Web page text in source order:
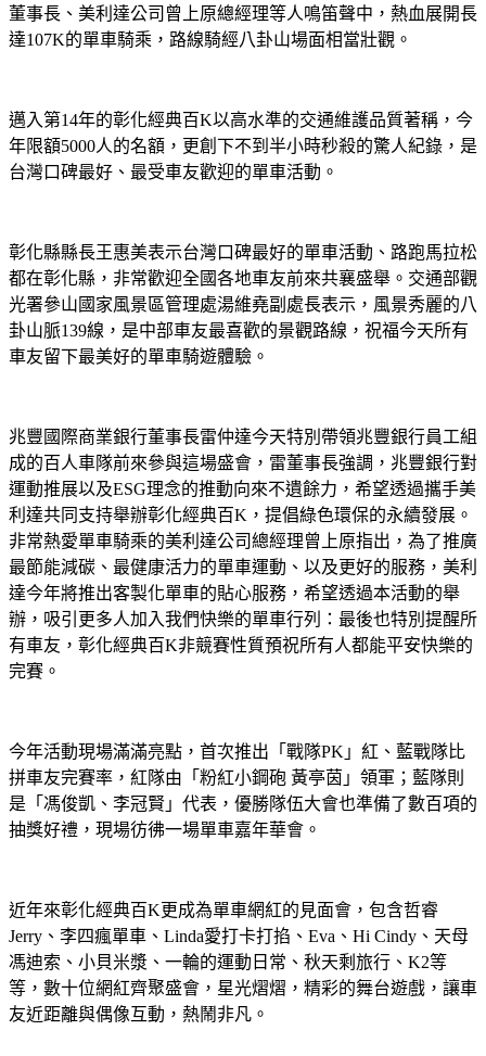
董事長、美利達公司曾上原總經理等人鳴笛聲中，熱血展開長
達107K的單車騎乘，路線騎經八卦山場面相當壯觀。
邁入第14年的彰化經典百K以高水準的交通維護品質著稱，今
年限額5000人的名額，更創下不到半小時秒殺的驚人紀錄，是
台灣口碑最好、最受車友歡迎的單車活動。
彰化縣縣長王惠美表示台灣口碑最好的單車活動、路跑馬拉松
都在彰化縣，非常歡迎全國各地車友前來共襄盛舉。交通部觀
光署參山國家風景區管理處湯維堯副處長表示，風景秀麗的八
卦山脈139線，是中部車友最喜歡的景觀路線，祝福今天所有
車友留下最美好的單車騎遊體驗。
兆豐國際商業銀行董事長雷仲達今天特別帶領兆豐銀行員工組
成的百人車隊前來參與這場盛會，雷董事長強調，兆豐銀行對
運動推展以及ESG理念的推動向來不遺餘力，希望透過攜手美
利達共同支持舉辦彰化經典百K，提倡綠色環保的永續發展。
非常熱愛單車騎乘的美利達公司總經理曾上原指出，為了推廣
最節能減碳、最健康活力的單車運動、以及更好的服務，美利
達今年將推出客製化單車的貼心服務，希望透過本活動的舉
辦，吸引更多人加入我們快樂的單車行列：最後也特別提醒所
有車友，彰化經典百K非競賽性質預祝所有人都能平安快樂的
完賽。
今年活動現場滿滿亮點，首次推出「戰隊PK」紅、藍戰隊比
拼車友完賽率，紅隊由「粉紅小鋼砲 黃亭茵」領軍；藍隊則
是「馮俊凱、李冠賢」代表，優勝隊伍大會也準備了數百項的
抽獎好禮，現場彷彿一場單車嘉年華會。
近年來彰化經典百K更成為單車網紅的見面會，包含哲睿
Jerry、李四瘋單車、Linda愛打卡打掐、Eva、Hi Cindy、天母
馮迪索、小貝米漿、一輪的運動日常、秋天剩旅行、K2等
等，數十位網紅齊聚盛會，星光熠熠，精彩的舞台遊戲，讓車
友近距離與偶像互動，熱鬧非凡。